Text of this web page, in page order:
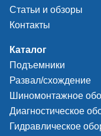
Статьи и обзоры
Контакты
Каталог
Подъемники
Развал/схождение
Шиномонтажное
Диагностическое
Гидравлическое